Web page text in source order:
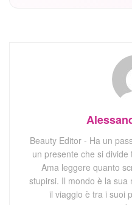
Beauty Editor - Ha un
un presente che si
Ama leggere quanto
stupirsi. Il mondo è la sua
il viaggio è tra i suoi